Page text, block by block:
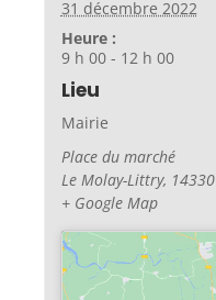
31 décembre 2022
Heure :
9 h 00 - 12 h 00
Lieu
Mairie
Place du marché
Le Molay-Littry, 14330
+ Google Map